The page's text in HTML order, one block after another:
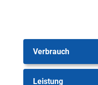
Verbrauch
Leistung